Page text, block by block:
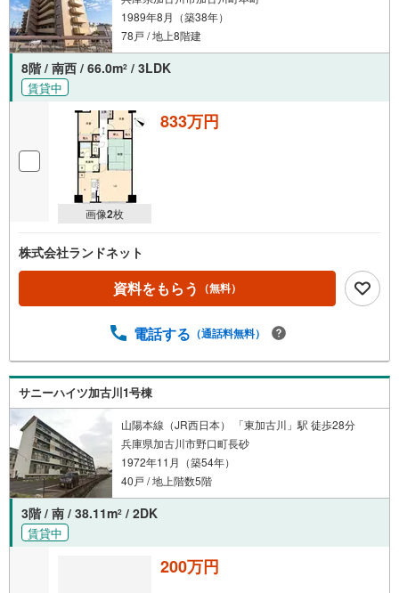
1989年8月（築38年）
78戸 / 地上8階建
8階 / 南西 / 66.0m2 / 3LDK
賃貸中
画像2枚
833万円
株式会社ランドネット
資料をもらう （無料）
電話する （通話料無料）
サニーハイツ加古川1号棟
山陽本線（JR西日本） 「東加古川」駅 徒歩28分
兵庫県加古川市野口町長砂
1972年11月（築54年）
40戸 / 地上階数5階
3階 / 南 / 38.11m2 / 2DK
賃貸中
200万円